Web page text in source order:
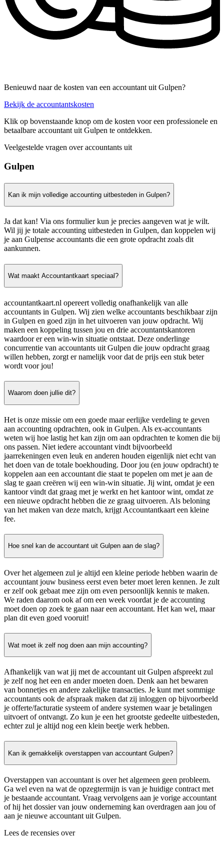
Benieuwd naar de kosten van een accountant uit Gulpen?
Bekijk de accountantskosten
Klik op bovenstaande knop om de kosten voor een professionele en
betaalbare accountant uit Gulpen te ontdekken.
Veelgestelde vragen over accountants uit
Gulpen
Kan ik mijn volledige accounting uitbesteden in Gulpen?
Ja dat kan! Via ons formulier kun je precies aangeven wat je wilt.
Wil jij je totale accounting uitbesteden in Gulpen, dan koppelen wij
je aan Gulpense accountants die een grote opdracht zoals dit
aankunnen.
Wat maakt Accountantkaart speciaal?
accountantkaart.nl opereert volledig onafhankelijk van alle
accountants in Gulpen. Wij zien welke accountants beschikbaar zijn
in Gulpen en goed zijn in het uitvoeren van jouw opdracht. Wij
maken een koppeling tussen jou en drie accountantskantoren
waardoor er een win-win situatie ontstaat. Deze onderlinge
concurrentie van accountants uit Gulpen die jouw opdracht graag
willen hebben, zorgt er namelijk voor dat de prijs een stuk beter
wordt voor jou!
Waarom doen jullie dit?
Het is onze missie om een goede maar eerlijke verdeling te geven
aan accounting opdrachten, ook in Gulpen. Als ex-accountants
weten wij hoe lastig het kan zijn om aan opdrachten te komen die bij
ons passen. Niet iedere accountant vindt bijvoorbeeld
jaarrekeningen even leuk en anderen houden eigenlijk niet echt van
het doen van de totale boekhouding. Door jou (en jouw opdracht) te
koppelen aan een accountant die staat te popelen om met je aan de
slag te gaan creëren wij een win-win situatie. Jij wint, omdat je een
kantoor vindt dat graag met je werkt en het kantoor wint, omdat ze
een nieuwe opdracht hebben die ze graag uitvoeren. Als beloning
van het maken van deze match, krijgt Accountantkaart een kleine
fee.
Hoe snel kan de accountant uit Gulpen aan de slag?
Over het algemeen zul je altijd een kleine periode hebben waarin de
accountant jouw business eerst even beter moet leren kennen. Je zult
er zelf ook gebaat mee zijn om even persoonlijk kennis te maken.
We raden daarom ook af om een week voordat je de accounting
moet doen op zoek te gaan naar een accountant. Het kan wel, maar
plan dit even goed vooruit!
Wat moet ik zelf nog doen aan mijn accounting?
Afhankelijk van wat jij met de accountant uit Gulpen afspreekt zul
je zelf nog het een en ander moeten doen. Denk aan het bewaren
van bonnetjes en andere zakelijke transacties. Je kunt met sommige
accountants ook de afspraak maken dat zij inloggen op bijvoorbeeld
je offerte/facturatie systeem of andere systemen waar je betalingen
uitvoert of ontvangt. Zo kun je een het grootste gedeelte uitbesteden,
echter zul je altijd nog een klein beetje werk hebben.
Kan ik gemakkelijk overstappen van accountant Gulpen?
Overstappen van accountant is over het algemeen geen probleem.
Ga wel even na wat de opzegtermijn is van je huidige contract met
je bestaande accountant. Vraag vervolgens aan je vorige accountant
of hij het dossier van jouw onderneming kan overdragen aan jou of
aan je nieuwe accountant uit Gulpen.
Lees de recensies over